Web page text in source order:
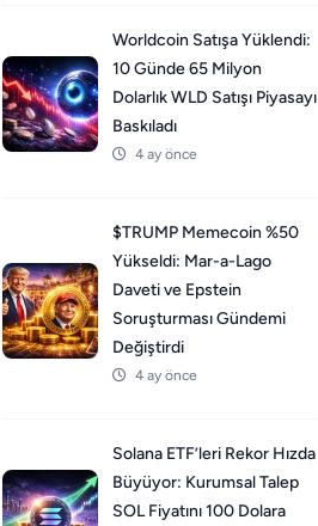
Worldcoin Satışa Yüklendi:
10 Günde 65 Milyon
Dolarlık WLD Satışı Piyasayı
Baskıladı
4 ay önce
$TRUMP Memecoin %50
Yükseldi: Mar-a-Lago
Daveti ve Epstein
Soruşturması Gündemi
Değiştirdi
4 ay önce
Solana ETF’leri Rekor Hızda
Büyüyor: Kurumsal Talep
SOL Fiyatını 100 Dolara